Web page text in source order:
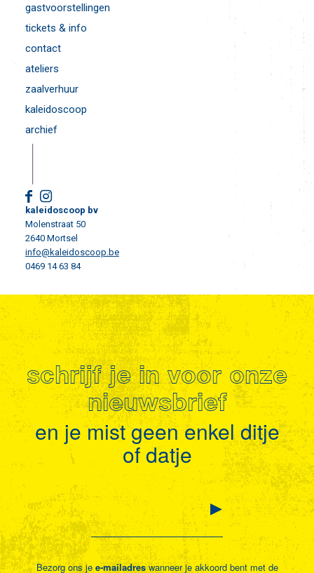
gastvoorstellingen
tickets & info
contact
ateliers
zaalverhuur
kaleidoscoop
archief
kaleidoscoop bv
Molenstraat 50
2640 Mortsel
info@kaleidoscoop.be
0469 14 63 84
schrijf je in voor onze
nieuwsbrief
en je mist geen enkel ditje
of datje
Bezorg ons je e-mailadreswanneer je akkoord bent met de